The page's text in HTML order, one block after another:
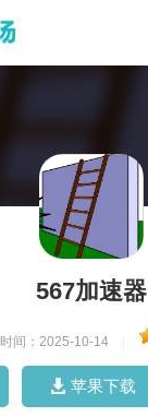
567加速器
时间：2025-10-14
苹果下载